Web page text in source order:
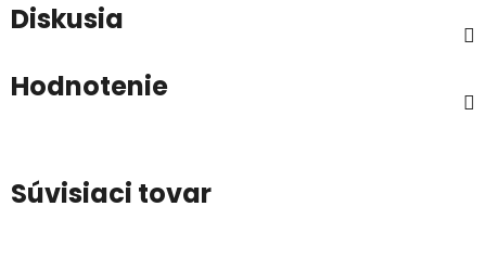
Diskusia
Hodnotenie
Súvisiaci tovar